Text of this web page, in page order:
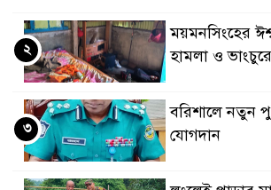
ময়মনসিংহের
হামলা ও
২
বরিশালে নতুন
যোগদান
৩